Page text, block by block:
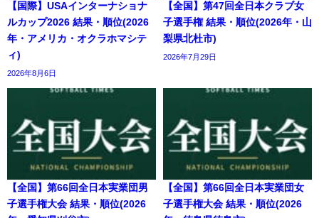
【国際】USAインターナショナ
ルカップ2026 結果・順位(2026
年・アメリカ・オクラホマシテ
ィ)
2026年8月6日
【全国】第47回全日本クラブ女
子選手権 結果・順位(2026年・山
梨県北杜市)
2026年7月29日
【全国】第66回全日本実業団男
子選手権大会 結果・順位(2026
【全国】第66回全日本実業団女
子選手権大会 結果・順位(2026